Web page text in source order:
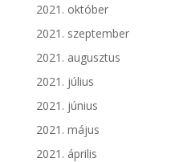
2021. október
2021. szeptember
2021. augusztus
2021. július
2021. június
2021. május
2021. április